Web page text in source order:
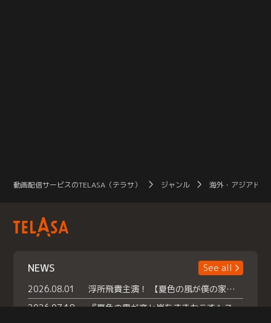
動画配信サービスのTELASA（テラサ） ジャンル 海外・アジアドラ
NEWS
See all
2026.08.01
浮所飛貴主演！ 【夏色の風が僕の家にやってきた】 本日よりテラサで独占配信スタート！
2026.07.18
『夏色の雲が恋と嵐をまきおこす』スペシャルメイキング 【Part1】2026年７月18日（土）23時30分～配信スタート！話題のシーンの裏側を大公開！豪華キャスト大集合！ 『武宮家 真夏の家族会議』開催！